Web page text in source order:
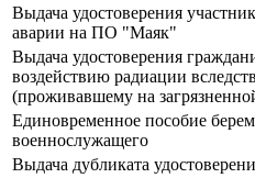
Выдача удостоверения
аварии на ПО "Маяк"
Выдача удостоверения
воздействию радиации
(проживавшему на
Единовременное пособие
военнослужащего
Выдача дубликата